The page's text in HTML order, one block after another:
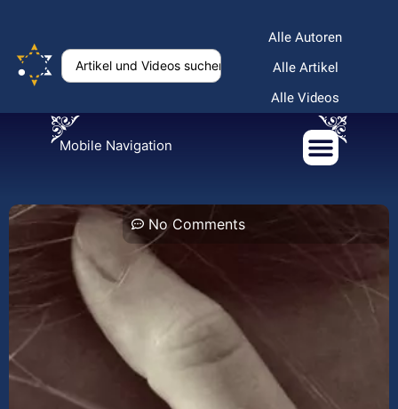
Alle Autoren
Alle Artikel
Alle Videos
Mobile Navigation
No Comments